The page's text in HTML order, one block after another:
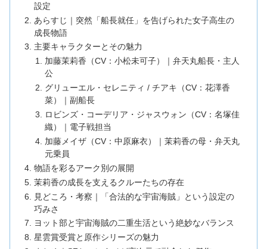
設定
あらすじ｜突然「船長就任」を告げられた女子高生の
成長物語
主要キャラクターとその魅力
加藤茉莉香（CV：小松未可子）｜弁天丸船長・主人
公
グリューエル・セレニティ / チアキ（CV：花澤香
菜）｜副船長
ロビンズ・コーデリア・ジャスウォン（CV：名塚佳
織）｜電子戦担当
加藤メイザ（CV：中原麻衣）｜茉莉香の母・弁天丸
元乗員
物語を彩るアーク別の展開
茉莉香の成長を支えるクルーたちの存在
見どころ・考察｜「合法的な宇宙海賊」という設定の
巧みさ
ヨット部と宇宙海賊の二重生活という絶妙なバランス
星雲賞受賞と原作シリーズの魅力